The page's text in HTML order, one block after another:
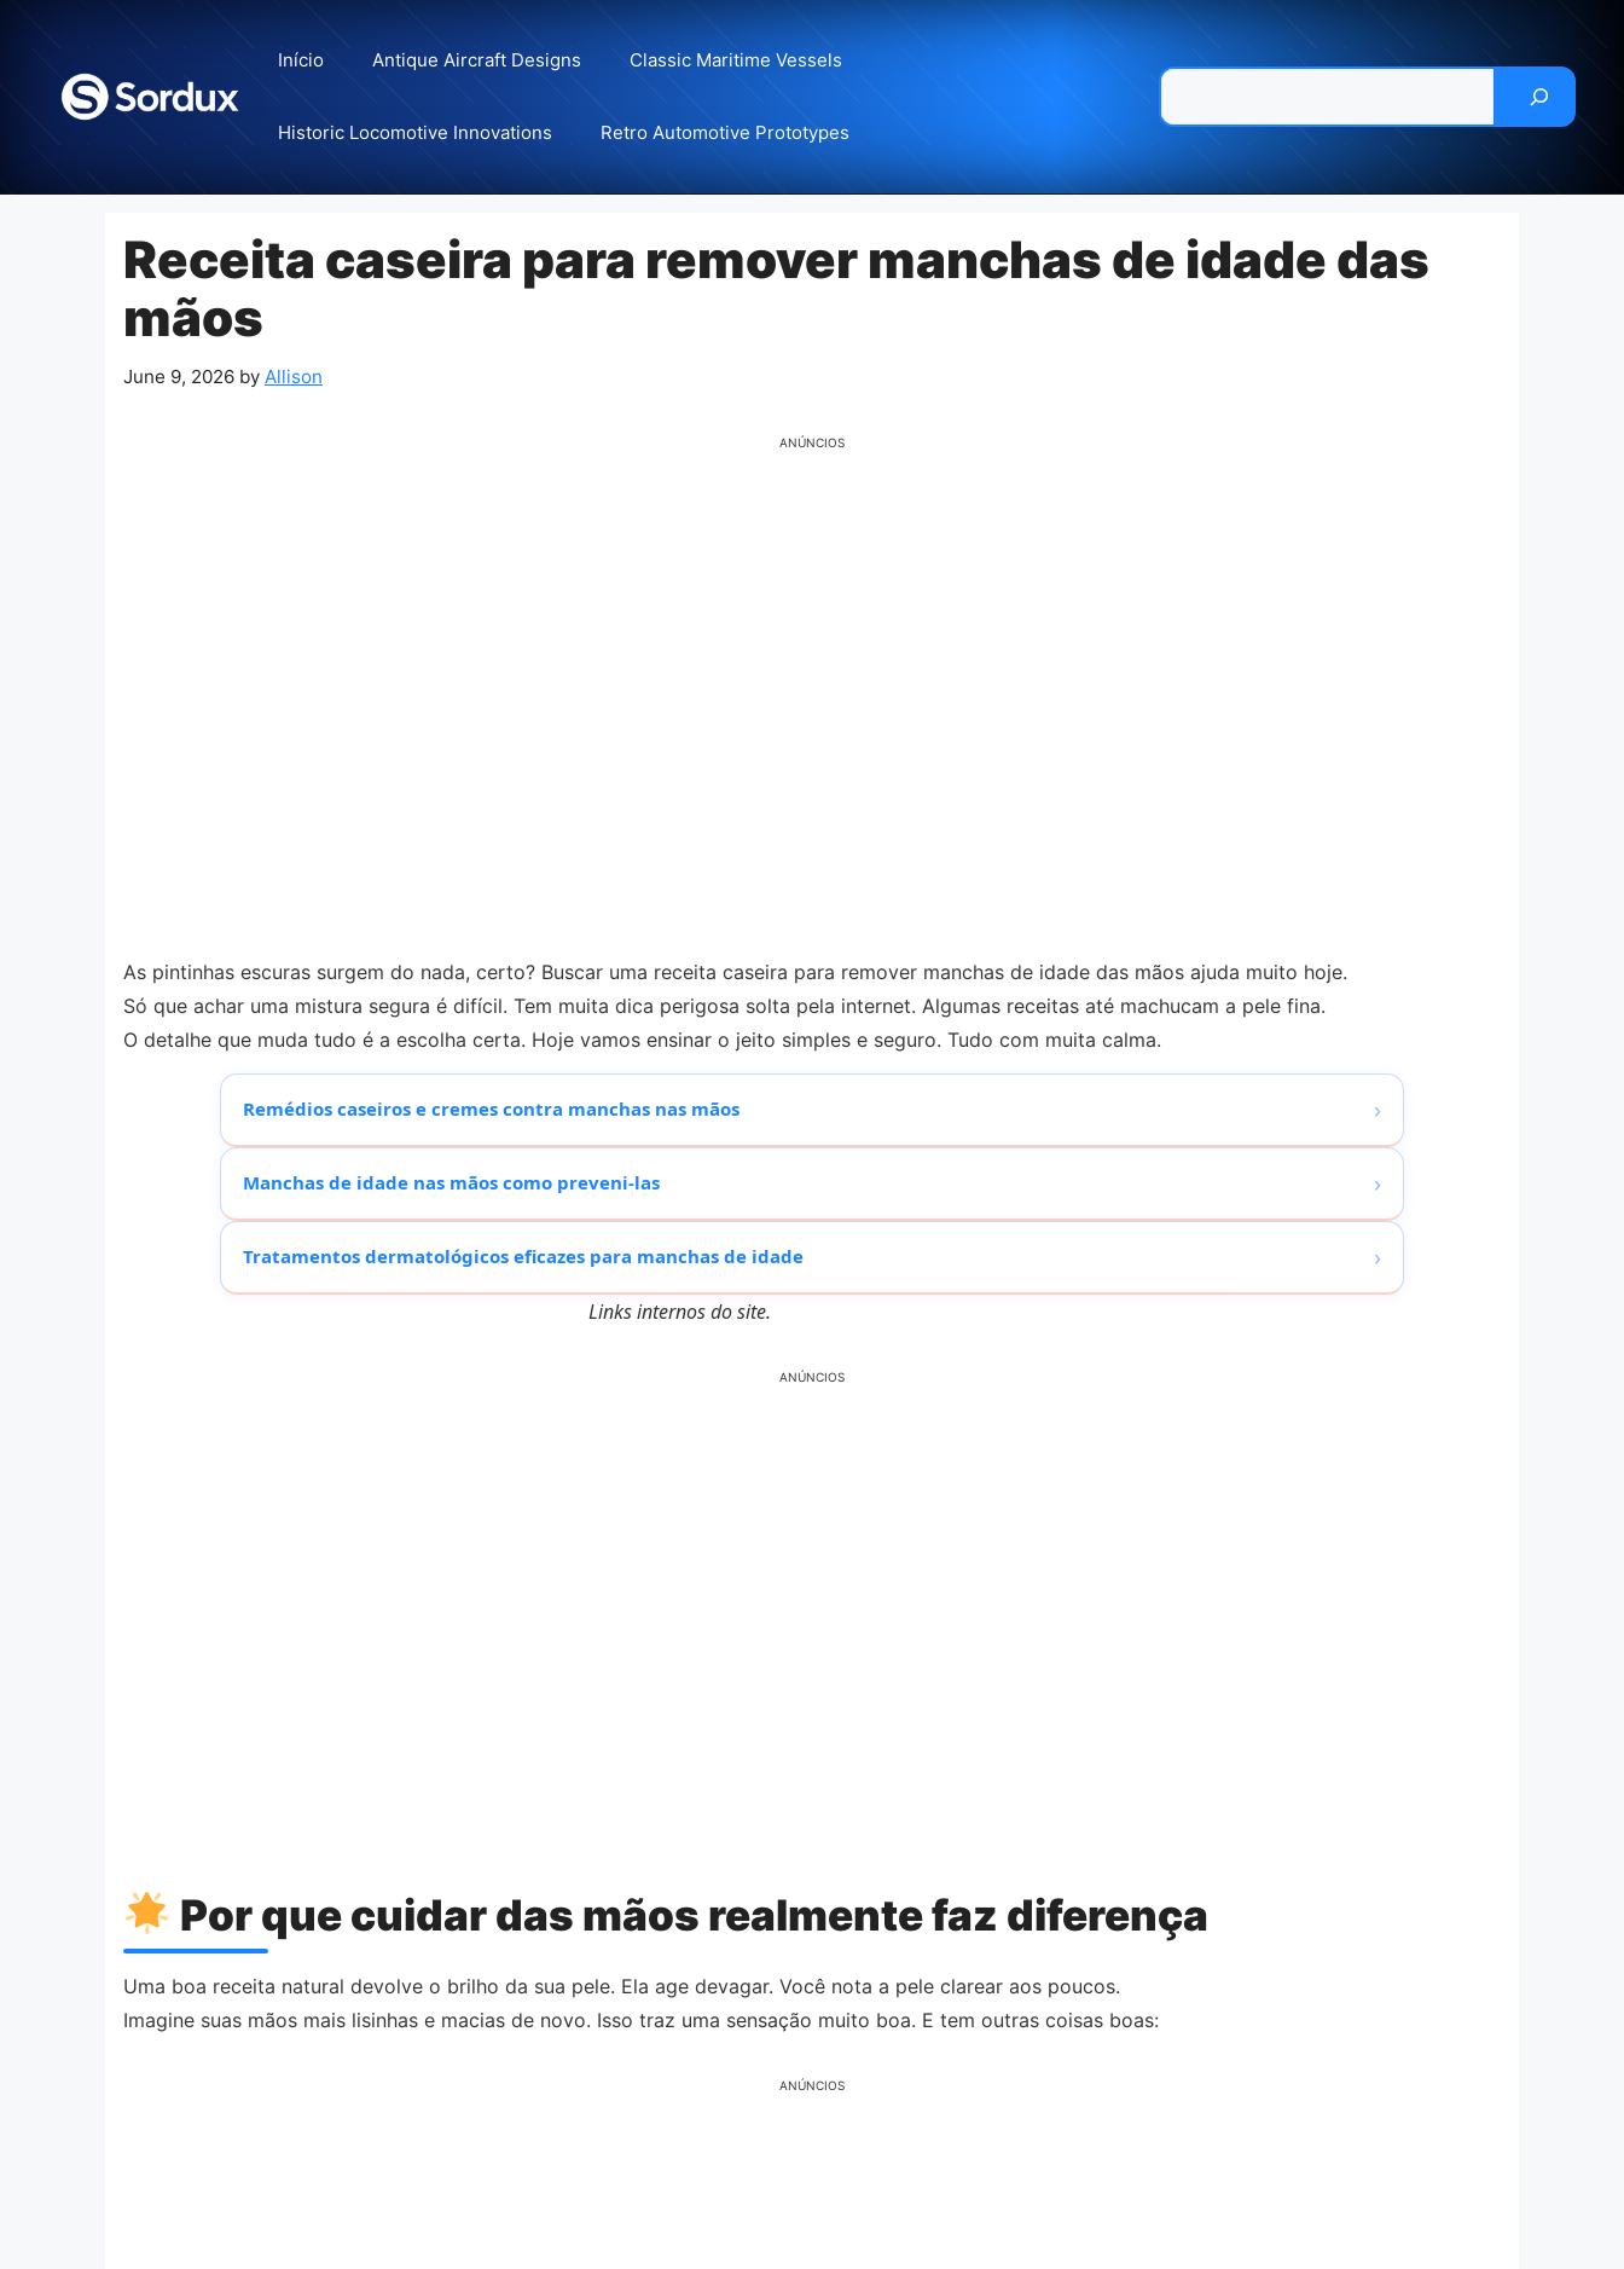
content
Início Antique Aircraft Designs Classic Maritime Vessels
Historic Locomotive Innovations Retro Automotive Prototypes
Receita caseira para remover manchas de idade das
mãos
June 9, 2026 by Allison
ANÚNCIOS
As pintinhas escuras surgem do nada, certo? Buscar uma receita caseira para remover manchas de idade das mãos ajuda muito hoje.
Só que achar uma mistura segura é difícil. Tem muita dica perigosa solta pela internet. Algumas receitas até machucam a pele fina.
O detalhe que muda tudo é a escolha certa. Hoje vamos ensinar o jeito simples e seguro. Tudo com muita calma.
Remédios caseiros e cremes contra manchas nas mãos ›
Manchas de idade nas mãos como preveni-las ›
Tratamentos dermatológicos eficazes para manchas de idade ›
Links internos do site.
ANÚNCIOS
Por que cuidar das mãos realmente faz diferença
Uma boa receita natural devolve o brilho da sua pele. Ela age devagar. Você nota a pele clarear aos poucos.
Imagine suas mãos mais lisinhas e macias de novo. Isso traz uma sensação muito boa. E tem outras coisas boas:
ANÚNCIOS